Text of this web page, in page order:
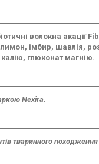
волокна акації
імбир, шавлія,
глюконат магнію.
Nexira.
тваринного